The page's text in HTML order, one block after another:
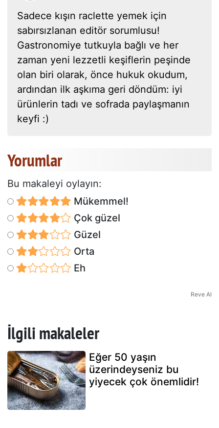
Sadece kışın raclette yemek için
sabırsızlanan editör sorumlusu!
Gastronomiye tutkuyla bağlı ve her
zaman yeni lezzetli keşiflerin peşinde
olan biri olarak, önce hukuk okudum,
ardından ilk aşkıma geri döndüm: iyi
ürünlerin tadı ve sofrada paylaşmanın
keyfi :)
Yorumlar
Bu makaleyi oylayın:
Mükemmel!
Çok güzel
Güzel
Orta
Eh
Reve AI
İlgili makaleler
Eğer 50 yaşın
üzerindeyseniz bu
yiyecek çok önemlidir!